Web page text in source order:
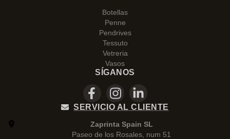
Botellas
Penne
Pendrives
Tessuto
Vetreria
Vasos
SÍGANOS
SERVICIO AL CLIENTE
Zaprinta Spain SL
Paseo de los Rosales, num 51